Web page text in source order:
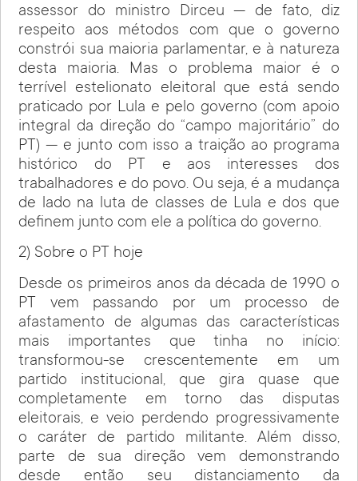
assessor do ministro Dirceu — de fato, diz
respeito aos métodos com que o governo
constrói sua maioria parlamentar, e à natureza
desta maioria. Mas o problema maior é o
terrível estelionato eleitoral que está sendo
praticado por Lula e pelo governo (com apoio
integral da direção do “campo majoritário” do
PT) — e junto com isso a traição ao programa
histórico do PT e aos interesses dos
trabalhadores e do povo. Ou seja, é a mudança
de lado na luta de classes de Lula e dos que
definem junto com ele a política do governo.
2) Sobre o PT hoje
Desde os primeiros anos da década de 1990 o
PT vem passando por um processo de
afastamento de algumas das características
mais importantes que tinha no início:
transformou-se crescentemente em um
partido institucional, que gira quase que
completamente em torno das disputas
eleitorais, e veio perdendo progressivamente
o caráter de partido militante. Além disso,
parte de sua direção vem demonstrando
desde então seu distanciamento da